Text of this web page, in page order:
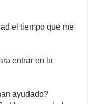
el tiempo que me
entrar en la
ayudado?